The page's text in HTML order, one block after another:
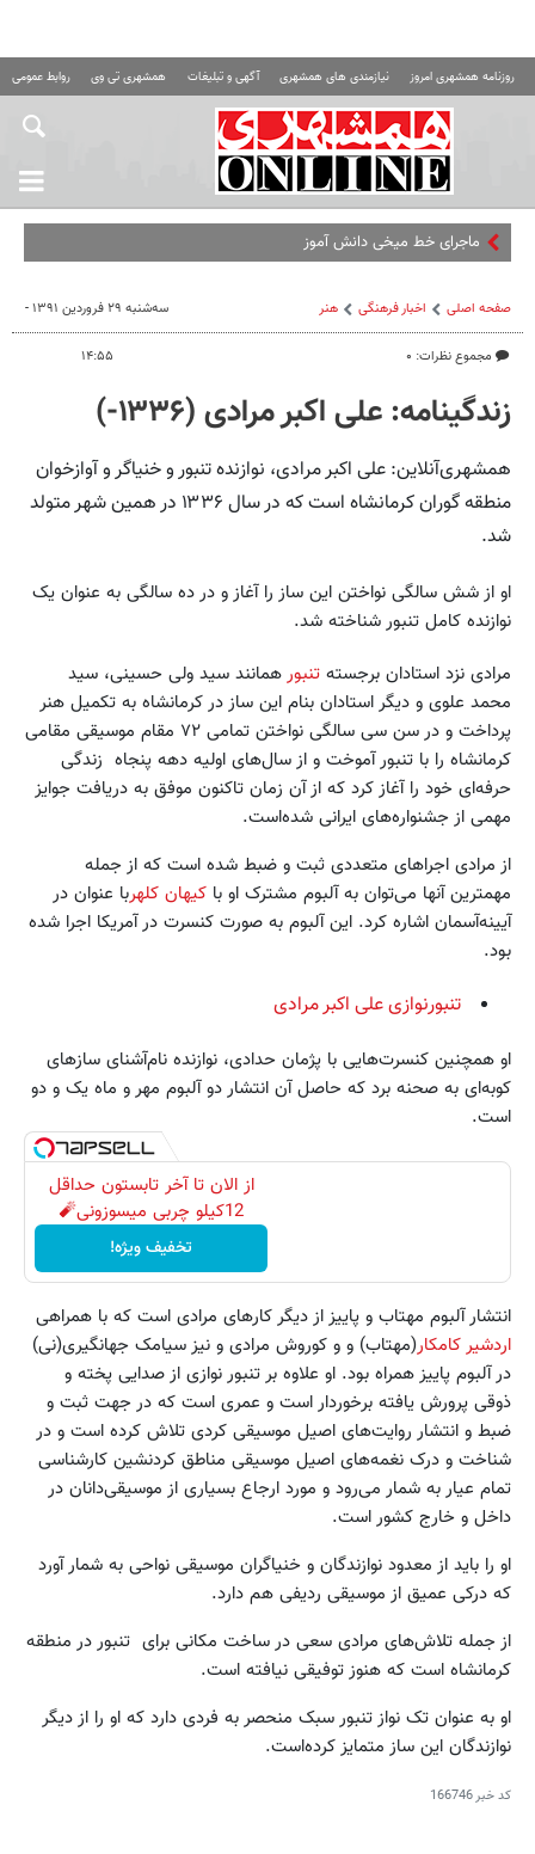
روزنامه همشهری امروز نیازمندی های همشهری آگهی و تبلیغات همشهری تی وی روابط عمومی
ماجرای خط میخی دانش آموزان | چرا میان
صفحه اصلی اخبار فرهنگی هنر
مجموع نظرات: ۰
سه‌شنبه ۲۹ فروردین ۱۳۹۱ -
۱۴:۵۵
زندگینامه: علی اکبر مرادی (۱۳۳۶-)
همشهری‌آنلاین: علی اکبر مرادی، نوازنده تنبور و خنیاگر و آواز‌خوان
منطقه گوران کرمانشاه است که در سال ۱۳۳۶ در همین شهر متولد
شد.
او از شش سالگی نواختن این ساز را آغاز و در ده سالگی به عنوان یک
نوازنده کامل تنبور شناخته شد.
مرادی نزد استادان برجسته تنبورهمانند سید ولی حسینی، سید
محمد علوی و دیگر استادان بنام این ساز در کرمانشاه به تکمیل هنر
پرداخت و در سن سی سالگی نواختن تمامی ۷۲ مقام موسیقی مقامی
کرمانشاه را با تنبور آموخت و از سال‌های اولیه دهه پنجاه زندگی
حرفه‌ای خود را آغاز کرد که از آن زمان تاکنون موفق به دریافت جوایز
مهمی از جشنواره‌های ایرانی شده‌است.
از مرادی اجراهای متعددی ثبت و ضبط شده است که از جمله
مهمترین آنها می‌توان به آلبوم مشترک او با کیهان کلهربا عنوان در
آیینه‌‌آسمان اشاره کرد. این آلبوم به صورت کنسرت در آمریکا اجرا شده
بود.
تنبورنوازی علی اکبر مرادی
او همچنین کنسرت‌هایی با پژمان حدادی، نوازنده نام‌آشنای سازهای
کوبه‌ای به صحنه برد که حاصل آن انتشار دو آلبوم مهر و ماه یک و دو
است.
از الان تا آخر تابستون حداقل
12کیلو چربی میسوزونی🧨
تخفیف ویژه!
انتشار آلبوم مهتاب و پاییز از دیگر کارهای مرادی است که با همراهی
اردشیر کامکار(مهتاب) و و کوروش مرادی و نیز سیامک جهانگیری(نی)
در آلبوم پاییز همراه بود. او علاوه بر تنبور نوازی از صدایی پخته و
ذوقی پرورش یافته برخوردار است و عمری است که در جهت ثبت و
ضبط و انتشار روایت‌های اصیل موسیقی کردی تلاش کرده است و در
شناخت و درک نغمه‌های اصیل موسیقی مناطق کرد‌نشین کارشناسی
تمام عیار به شمار می‌رود و مورد ارجاع بسیاری از موسیقی‌دانان در
داخل و خارج کشور است.
او را باید از معدود نوازندگان و خنیاگران موسیقی نواحی به شمار آورد
که درکی عمیق از موسیقی ردیفی هم دارد.
از جمله تلاش‌های مرادی سعی در ساخت مکانی برای تنبور در منطقه
کرمانشاه است که هنوز توفیقی نیافته است.
او به عنوان تک نواز تنبور سبک منحصر به فردی دارد که او را از دیگر
نوازندگان این ساز متمایز کرده‌است.
کد خبر166746